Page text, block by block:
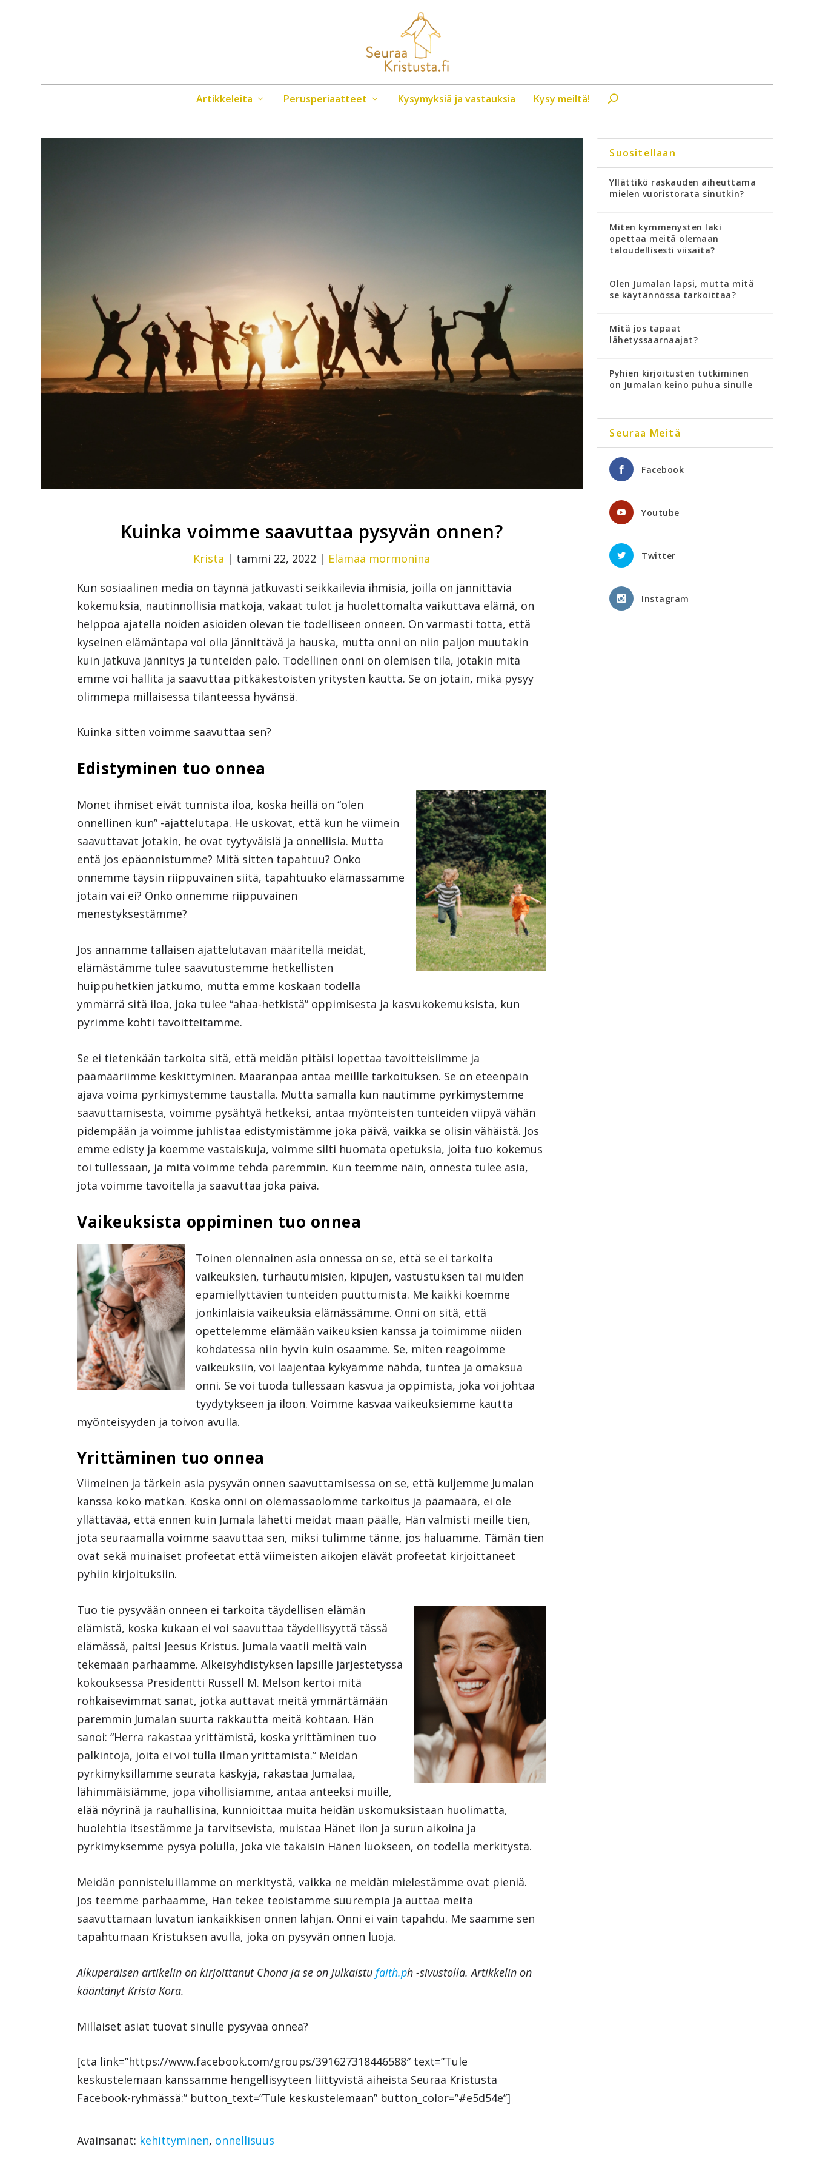
Artikkeleita Perusperiaatteet Kysymyksiä ja vastauksia Kysy meiltä!
Kuinka voimme saavuttaa pysyvän onnen?
Krista | tammi 22, 2022 | Elämää mormonina
Kun sosiaalinen media on täynnä jatkuvasti seikkailevia ihmisiä, joilla on jännittäviä
kokemuksia, nautinnollisia matkoja, vakaat tulot ja huolettomalta vaikuttava elämä, on
helppoa ajatella noiden asioiden olevan tie todelliseen onneen. On varmasti totta, että
kyseinen elämäntapa voi olla jännittävä ja hauska, mutta onni on niin paljon muutakin
kuin jatkuva jännitys ja tunteiden palo. Todellinen onni on olemisen tila, jotakin mitä
emme voi hallita ja saavuttaa pitkäkestoisten yritysten kautta. Se on jotain, mikä pysyy
olimmepa millaisessa tilanteessa hyvänsä.
Kuinka sitten voimme saavuttaa sen?
Edistyminen tuo onnea
Monet ihmiset eivät tunnista iloa, koska heillä on “olen
onnellinen kun” -ajattelutapa. He uskovat, että kun he viimein
saavuttavat jotakin, he ovat tyytyväisiä ja onnellisia. Mutta
entä jos epäonnistumme? Mitä sitten tapahtuu? Onko
onnemme täysin riippuvainen siitä, tapahtuuko elämässämme
jotain vai ei? Onko onnemme riippuvainen
menestyksestämme?
Jos annamme tällaisen ajattelutavan määritellä meidät,
elämästämme tulee saavutustemme hetkellisten
huippuhetkien jatkumo, mutta emme koskaan todella
ymmärrä sitä iloa, joka tulee “ahaa-hetkistä” oppimisesta ja kasvukokemuksista, kun
pyrimme kohti tavoitteitamme.
Se ei tietenkään tarkoita sitä, että meidän pitäisi lopettaa tavoitteisiimme ja
päämääriimme keskittyminen. Määränpää antaa meillle tarkoituksen. Se on eteenpäin
ajava voima pyrkimystemme taustalla. Mutta samalla kun nautimme pyrkimystemme
saavuttamisesta, voimme pysähtyä hetkeksi, antaa myönteisten tunteiden viipyä vähän
pidempään ja voimme juhlistaa edistymistämme joka päivä, vaikka se olisin vähäistä. Jos
emme edisty ja koemme vastaiskuja, voimme silti huomata opetuksia, joita tuo kokemus
toi tullessaan, ja mitä voimme tehdä paremmin. Kun teemme näin, onnesta tulee asia,
jota voimme tavoitella ja saavuttaa joka päivä.
Vaikeuksista oppiminen tuo onnea
Toinen olennainen asia onnessa on se, että se ei tarkoita
vaikeuksien, turhautumisien, kipujen, vastustuksen tai muiden
epämiellyttävien tunteiden puuttumista. Me kaikki koemme
jonkinlaisia vaikeuksia elämässämme. Onni on sitä, että
opettelemme elämään vaikeuksien kanssa ja toimimme niiden
kohdatessa niin hyvin kuin osaamme. Se, miten reagoimme
vaikeuksiin, voi laajentaa kykyämme nähdä, tuntea ja omaksua
onni. Se voi tuoda tullessaan kasvua ja oppimista, joka voi johtaa
tyydytykseen ja iloon. Voimme kasvaa vaikeuksiemme kautta
myönteisyyden ja toivon avulla.
Yrittäminen tuo onnea
Viimeinen ja tärkein asia pysyvän onnen saavuttamisessa on se, että kuljemme Jumalan
kanssa koko matkan. Koska onni on olemassaolomme tarkoitus ja päämäärä, ei ole
yllättävää, että ennen kuin Jumala lähetti meidät maan päälle, Hän valmisti meille tien,
jota seuraamalla voimme saavuttaa sen, miksi tulimme tänne, jos haluamme. Tämän tien
ovat sekä muinaiset profeetat että viimeisten aikojen elävät profeetat kirjoittaneet
pyhiin kirjoituksiin.
Tuo tie pysyvään onneen ei tarkoita täydellisen elämän
elämistä, koska kukaan ei voi saavuttaa täydellisyyttä tässä
elämässä, paitsi Jeesus Kristus. Jumala vaatii meitä vain
tekemään parhaamme. Alkeisyhdistyksen lapsille järjestetyssä
kokouksessa Presidentti Russell M. Melson kertoi mitä
rohkaisevimmat sanat, jotka auttavat meitä ymmärtämään
paremmin Jumalan suurta rakkautta meitä kohtaan. Hän
sanoi: “Herra rakastaa yrittämistä, koska yrittäminen tuo
palkintoja, joita ei voi tulla ilman yrittämistä.” Meidän
pyrkimyksillämme seurata käskyjä, rakastaa Jumalaa,
lähimmäisiämme, jopa vihollisiamme, antaa anteeksi muille,
elää nöyrinä ja rauhallisina, kunnioittaa muita heidän uskomuksistaan huolimatta,
huolehtia itsestämme ja tarvitsevista, muistaa Hänet ilon ja surun aikoina ja
pyrkimyksemme pysyä polulla, joka vie takaisin Hänen luokseen, on todella merkitystä.
Meidän ponnisteluillamme on merkitystä, vaikka ne meidän mielestämme ovat pieniä.
Jos teemme parhaamme, Hän tekee teoistamme suurempia ja auttaa meitä
saavuttamaan luvatun iankaikkisen onnen lahjan. Onni ei vain tapahdu. Me saamme sen
tapahtumaan Kristuksen avulla, joka on pysyvän onnen luoja.
Alkuperäisen artikelin on kirjoittanut Chona ja se on julkaistu faith.ph -sivustolla. Artikkelin on
kääntänyt Krista Kora.
Millaiset asiat tuovat sinulle pysyvää onnea?
[cta link=”https://www.facebook.com/groups/391627318446588″ text=”Tule
keskustelemaan kanssamme hengellisyyteen liittyvistä aiheista Seuraa Kristusta
Facebook-ryhmässä:” button_text=”Tule keskustelemaan” button_color=”#e5d54e”]
Avainsanat: kehittyminen, onnellisuus
Suositellaan
Yllättikö raskauden aiheuttama
mielen vuoristorata sinutkin?
Miten kymmenysten laki
opettaa meitä olemaan
taloudellisesti viisaita?
Olen Jumalan lapsi, mutta mitä
se käytännössä tarkoittaa?
Mitä jos tapaat
lähetyssaarnaajat?
Pyhien kirjoitusten tutkiminen
on Jumalan keino puhua sinulle
Seuraa Meitä
Facebook
Youtube
Twitter
Instagram